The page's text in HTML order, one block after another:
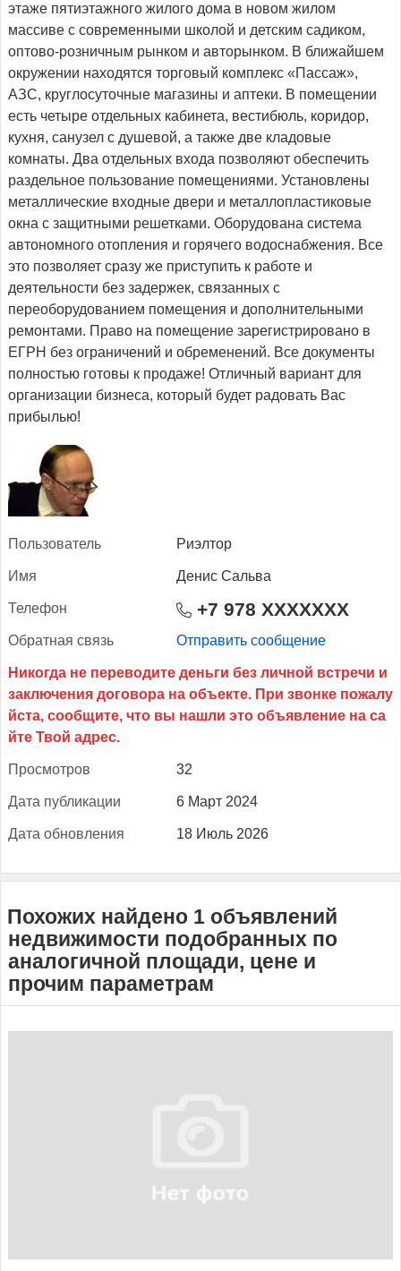
этаже пятиэтажного жилого дома в новом жилом
массиве с современными школой и детским садиком,
оптово-розничным рынком и авторынком. В ближайшем
окружении находятся торговый комплекс «Пассаж»,
АЗС, круглосуточные магазины и аптеки. В помещении
есть четыре отдельных кабинета, вестибюль, коридор,
кухня, санузел с душевой, а также две кладовые
комнаты. Два отдельных входа позволяют обеспечить
раздельное пользование помещениями. Установлены
металлические входные двери и металлопластиковые
окна с защитными решетками. Оборудована система
автономного отопления и горячего водоснабжения. Все
это позволяет сразу же приступить к работе и
деятельности без задержек, связанных с
переоборудованием помещения и дополнительными
ремонтами. Право на помещение зарегистрировано в
ЕГРН без ограничений и обременений. Все документы
полностью готовы к продаже! Отличный вариант для
организации бизнеса, который будет радовать Вас
прибылью!
Поль­зо­ватель Риэлтор
Имя Денис Сальва
Те­лефон +7 978 XXXXXXX
Об­ратная связь Отправить сообщение
Прос­мотров 32
Да­та пуб­ли­кации 6 Март 2024
Да­та об­новле­ния 18 Июль 2026
Похожих найдено 1 объявлений
недвижимости подобранных по
аналогичной площади, цене и
прочим параметрам